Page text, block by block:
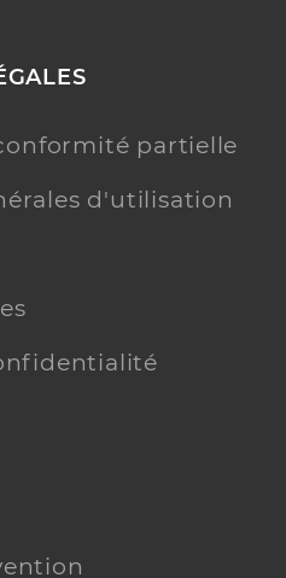
partielle
d'utilisation